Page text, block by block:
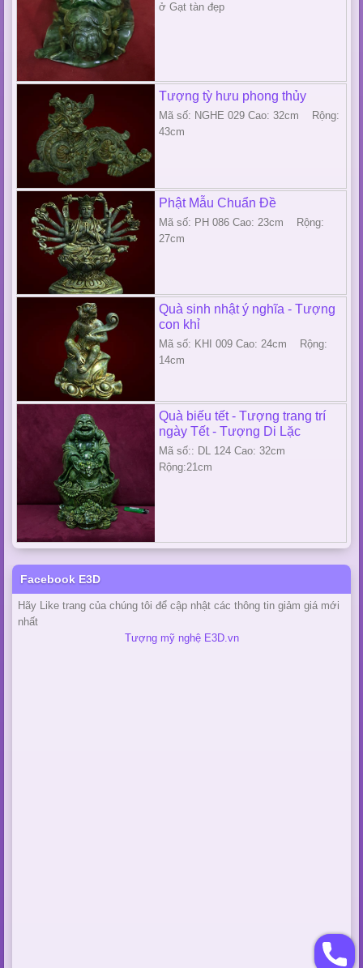
ở Gạt tàn đẹp
Tượng tỳ hưu phong thủy
Mã số: NGHE 029 Cao: 32cm Rộng:
43cm
Phật Mẫu Chuẩn Đề
Mã số: PH 086 Cao: 23cm Rộng:
27cm
Quà sinh nhật ý nghĩa - Tượng
con khỉ
Mã số: KHI 009 Cao: 24cm Rộng:
14cm
Quà biếu tết - Tượng trang trí
ngày Tết - Tượng Di Lặc
Mã số:: DL 124 Cao: 32cm
Rộng:21cm
Facebook E3D
Hãy Like trang của chúng tôi để cập nhật các thông tin giảm giá mới
nhất
Tượng mỹ nghệ E3D.vn